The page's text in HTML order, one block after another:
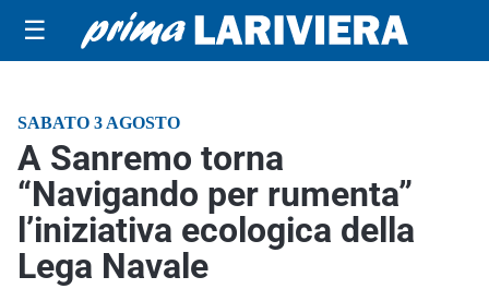
☰
SABATO 3 AGOSTO
A Sanremo torna
“Navigando per rumenta”
l’iniziativa ecologica della
Lega Navale